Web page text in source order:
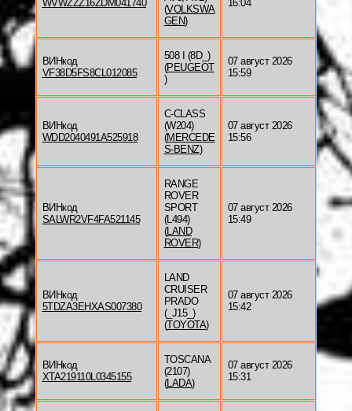
WVWZZZ16ZDM041740
(VOLKSWA
GEN)
16:04
ВИНкод
VF38D5FS8CL012085
508 I (8D_)
(PEUGEOT
)
07 август 2026
15:59
ВИНкод
WDD2040491A525918
C-CLASS
(W204)
(MERCEDE
S-BENZ)
07 август 2026
15:56
ВИНкод
SALWR2VF4FA521145
RANGE
ROVER
SPORT
(L494)
(LAND
ROVER)
07 август 2026
15:49
ВИНкод
5TDZA3EHXAS007380
LAND
CRUISER
PRADO
(_J15_)
(TOYOTA)
07 август 2026
15:42
ВИНкод
XTA219110L0345155
TOSCANA
(2107)
(LADA)
07 август 2026
15:31